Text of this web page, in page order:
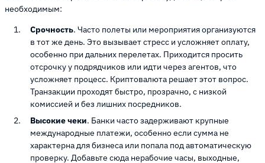
необходимым:
Срочность. Часто полеты или мероприятия организуются
в тот же день. Это вызывает стресс и усложняет оплату,
особенно при дальних перелетах. Приходится просить
отсрочку у подрядчиков или идти через агентов, что
усложняет процесс. Криптовалюта решает этот вопрос.
Транзакции проходят быстро, прозрачно, с низкой
комиссией и без лишних посредников.
Высокие чеки. Банки часто задерживают крупные
международные платежи, особенно если сумма не
характерна для бизнеса или попала под автоматическую
проверку. Добавьте сюда нерабочие часы, выходные,